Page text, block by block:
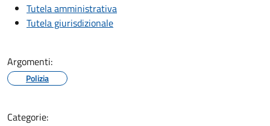
Tutela amministrativa
Tutela giurisdizionale
Argomenti:
Polizia
Categorie: